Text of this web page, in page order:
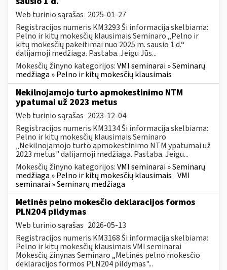
Web turinio sąrašas 2025-01-27
Registracijos numeris KM3293 Ši informacija skelbiama:
Pelno ir kitų mokesčių klausimais Seminaro „Pelno ir
kitų mokesčių pakeitimai nuo 2025 m. sausio 1 d.“
dalijamoji medžiaga. Pastaba. Jeigu Jūs...
Mokesčių žinyno kategorijos:VMI seminarai » Seminarų
medžiaga » Pelno ir kitų mokesčių klausimais
Nekilnojamojo turto apmokestinimo NTM
ypatumai už 2023 metus
Web turinio sąrašas 2023-12-04
Registracijos numeris KM3134 Ši informacija skelbiama:
Pelno ir kitų mokesčių klausimais Seminaro
„Nekilnojamojo turto apmokestinimo NTM ypatumai už
2023 metus" dalijamoji medžiaga. Pastaba. Jeigu...
Mokesčių žinyno kategorijos:VMI seminarai » Seminarų
medžiaga » Pelno ir kitų mokesčių klausimais VMI
seminarai » Seminarų medžiaga
Metinės pelno mokesčio deklaracijos formos
PLN204 pildymas
Web turinio sąrašas 2026-05-13
Registracijos numeris KM3168 Ši informacija skelbiama:
Pelno ir kitų mokesčių klausimais VMI seminarai
Mokesčių žinynas Seminaro „Metinės pelno mokesčio
deklaracijos formos PLN204 pildymas"...